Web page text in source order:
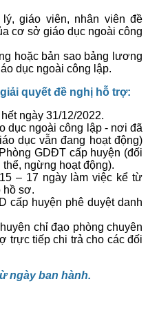
giáo viên, nhân viên đề
cơ sở giáo dục ngoài công
hoặc bản sao bảng lương
dục ngoài công lập.
quyết đề nghị hỗ trợ:
ngày 31/12/2022.
dục ngoài công lập - nơi đã
dục vẫn đang hoạt động)
GDĐT cấp huyện (đối
ngừng hoạt động).
– 17 ngày làm việc kể từ
hồ sơ.
cấp huyện phê duyệt danh
chỉ đạo phòng chuyên
trực tiếp chi trả cho các đối
ngày ban hành.